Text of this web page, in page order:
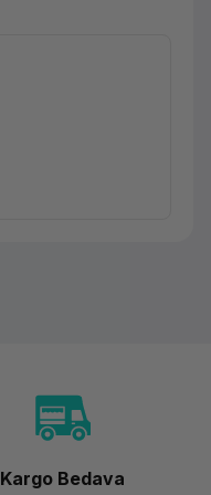
Kargo Bedava